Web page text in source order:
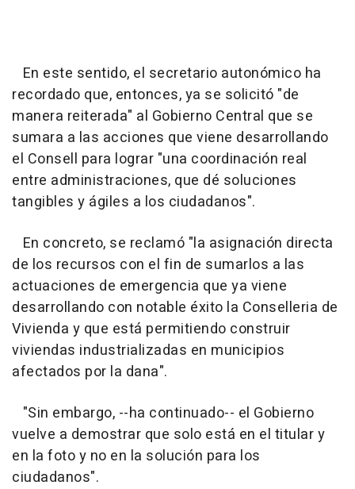
En este sentido, el secretario autonómico ha
recordado que, entonces, ya se solicitó "de
manera reiterada" al Gobierno Central que se
sumara a las acciones que viene desarrollando
el Consell para lograr "una coordinación real
entre administraciones, que dé soluciones
tangibles y ágiles a los ciudadanos".
En concreto, se reclamó "la asignación directa
de los recursos con el fin de sumarlos a las
actuaciones de emergencia que ya viene
desarrollando con notable éxito la Conselleria de
Vivienda y que está permitiendo construir
viviendas industrializadas en municipios
afectados por la dana".
"Sin embargo, --ha continuado-- el Gobierno
vuelve a demostrar que solo está en el titular y
en la foto y no en la solución para los
ciudadanos".